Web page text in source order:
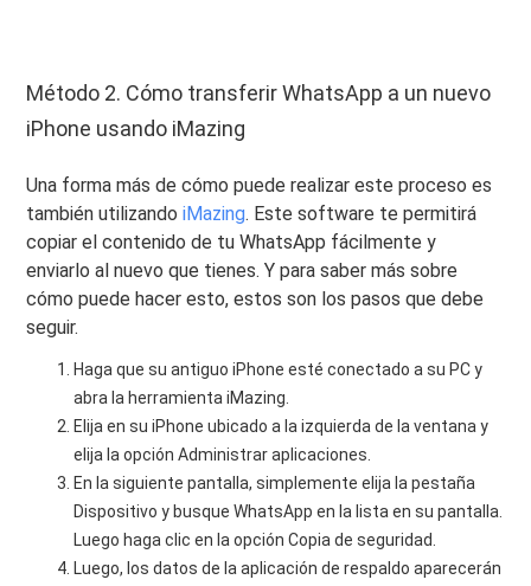
Método 2. Cómo transferir WhatsApp a un nuevo
iPhone usando iMazing
Una forma más de cómo puede realizar este proceso es
también utilizandoiMazing. Este software te permitirá
copiar el contenido de tu WhatsApp fácilmente y
enviarlo al nuevo que tienes. Y para saber más sobre
cómo puede hacer esto, estos son los pasos que debe
seguir.
Haga que su antiguo iPhone esté conectado a su PC y
abra la herramienta iMazing.
Elija en su iPhone ubicado a la izquierda de la ventana y
elija la opción Administrar aplicaciones.
En la siguiente pantalla, simplemente elija la pestaña
Dispositivo y busque WhatsApp en la lista en su pantalla.
Luego haga clic en la opción Copia de seguridad.
Luego, los datos de la aplicación de respaldo aparecerán